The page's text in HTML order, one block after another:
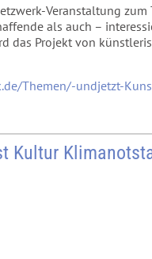
Veranstaltung zum
als auch –
das Projekt von
Themen/-undjetzt-
Kultur